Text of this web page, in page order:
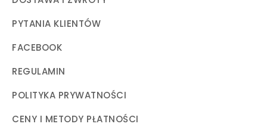
PYTANIA KLIENTÓW
FACEBOOK
REGULAMIN
POLITYKA PRYWATNOŚCI
CENY I METODY PŁATNOŚCI